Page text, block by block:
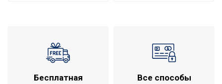
душа (при среднем
расходе)
Гарантийный документ
Гарантийный талон
Бесплатная
Все способы